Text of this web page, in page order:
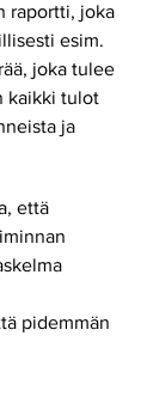
raportti, joka
esim.
joka tulee
kaikki tulot
ja
että
pidemmän